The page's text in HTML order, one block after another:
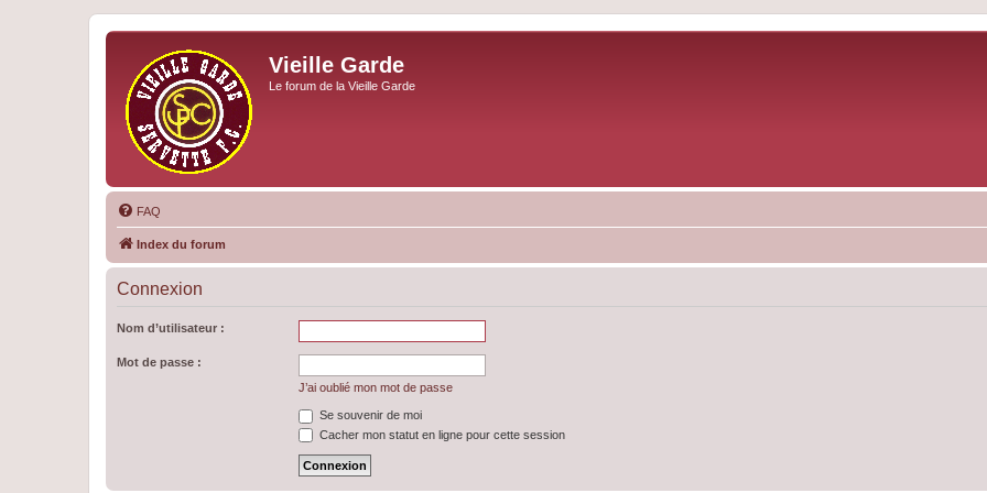
Vieille Garde
Le forum de la Vieille Garde
FAQ
Index du forum
Connexion
Nom d’utilisateur :
Mot de passe :
J’ai oublié mon mot de passe
Se souvenir de moi
Cacher mon statut en ligne pour cette session